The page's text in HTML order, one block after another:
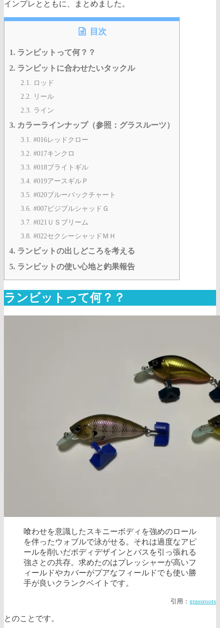
インプレとともに、まとめました。
目次
1. ランビットって何？？
2. ランビットに合わせたいタックル
2.1. ロッド
2.2. リール
2.3. ライン
3. カラーラインナップ（参照：グラスルーツ）
3.1. #016レッドクロー
3.2. #017キンクロ
3.3. #018ブライトギル
3.4. #019アースギルＰ
3.5. #020ブルーバックチャート
3.6. #007ビジブルシャッドＧ
3.7. #021ＵＳブリーム
3.8. #022セクシーシャッドＭＨ
4. ランビットの出しどころを考える
5. ランビットの使い心地と釣果報告
ランビットって何？？
喰わせを意識したスキニーボディを強めのロール
を伴ったウォブルで泳がせる。それは過度なアピ
ールを削いだボディデザインとバスを引っ張れる
強さとの共存。求めたのはプレッシャーが高いフ
ィールドやカバーがプアなフィールドでも使い勝
手が良いクランクベイトです。
引用： grassroots
とのことです。